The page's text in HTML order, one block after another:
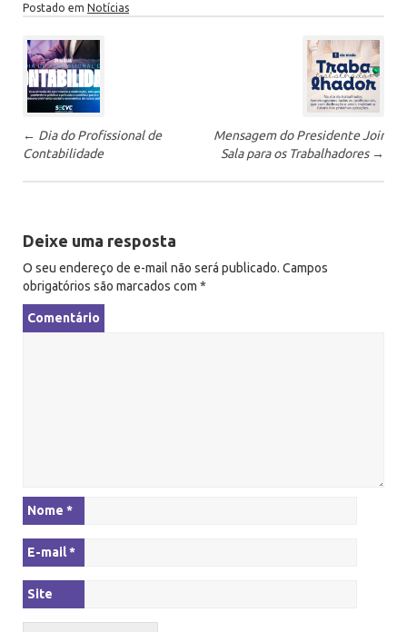
Postado em Notícias
P
ó
s
-
n
a
v
g
a
ç
ã
o
← Dia do Profissional de
Contabilidade
Mensagem do Presidente Joir
Sala para os Trabalhadores →
Deixe uma resposta
O seu endereço de e-mail não será publicado. Campos
obrigatórios são marcados com *
Comentário
Nome *
E-mail*
Site